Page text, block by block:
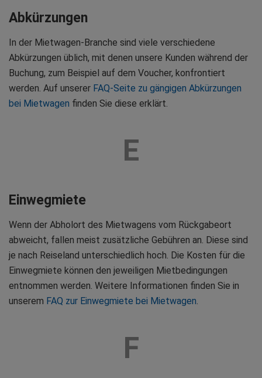
Abkürzungen
In der Mietwagen-Branche sind viele verschiedene
Abkürzungen üblich, mit denen unsere Kunden während der
Buchung, zum Beispiel auf dem Voucher, konfrontiert
werden. Auf unserer FAQ-Seite zu gängigen Abkürzungen
bei Mietwagen finden Sie diese erklärt.
E
Einwegmiete
Wenn der Abholort des Mietwagens vom Rückgabeort
abweicht, fallen meist zusätzliche Gebühren an. Diese sind
je nach Reiseland unterschiedlich hoch. Die Kosten für die
Einwegmiete können den jeweiligen Mietbedingungen
entnommen werden. Weitere Informationen finden Sie in
unserem FAQ zur Einwegmiete bei Mietwagen.
F